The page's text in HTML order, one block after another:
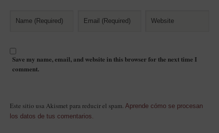
Save my name, email, and website in this browser for the next time I
comment.
Este sitio usa Akismet para reducir el spam. Aprende cómo se procesan
los datos de tus comentarios.